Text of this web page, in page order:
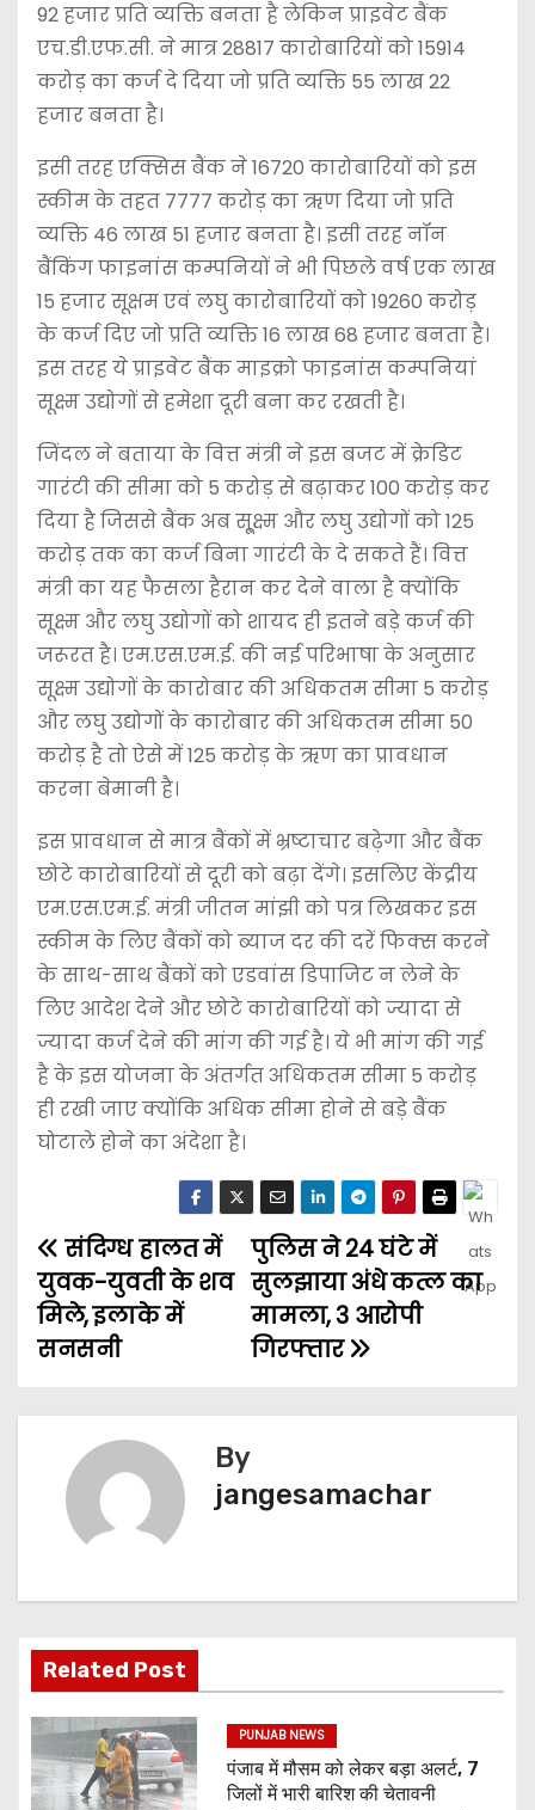
92 हजार प्रति व्यक्ति बनता है लेकिन प्राइवेट बैंक
एच.डी.एफ.सी. ने मात्र 28817 कारोबारियों को 15914
करोड़ का कर्ज दे दिया जो प्रति व्यक्ति 55 लाख 22
हजार बनता है।
इसी तरह एक्सिस बैंक ने 16720 कारोबारियों को इस
स्कीम के तहत 7777 करोड़ का ऋण दिया जो प्रति
व्यक्ति 46 लाख 51 हजार बनता है। इसी तरह नॉन
बैंकिंग फाइनांस कम्पनियों ने भी पिछले वर्ष एक लाख
15 हजार सूक्षम एवं लघु कारोबारियों को 19260 करोड़
के कर्ज दिए जो प्रति व्यक्ति 16 लाख 68 हजार बनता है।
इस तरह ये प्राइवेट बैंक माइक्रो फाइनांस कम्पनियां
सूक्ष्म उद्योगों से हमेशा दूरी बना कर रखती है।
जिंदल ने बताया के वित्त मंत्री ने इस बजट में क्रेडिट
गारंटी की सीमा को 5 करोड़ से बढ़ाकर 100 करोड़ कर
दिया है जिससे बैंक अब सू्क्ष्म और लघु उद्योगों को 125
करोड़ तक का कर्ज बिना गारंटी के दे सकते हैं। वित्त
मंत्री का यह फैसला हैरान कर देने वाला है क्योंकि
सूक्ष्म और लघु उद्योगों को शायद ही इतने बड़े कर्ज की
जरूरत है। एम.एस.एम.ई. की नई परिभाषा के अनुसार
सूक्ष्म उद्योगों के कारोबार की अधिकतम सीमा 5 करोड़
और लघु उद्योगों के कारोबार की अधिकतम सीमा 50
करोड़ है तो ऐसे में 125 करोड़ के ऋण का प्रावधान
करना बेमानी है।
इस प्रावधान से मात्र बैंकों में भ्रष्टाचार बढ़ेगा और बैंक
छोटे कारोबारियों से दूरी को बढ़ा देंगे। इसलिए केंद्रीय
एम.एस.एम.ई. मंत्री जीतन मांझी को पत्र लिखकर इस
स्कीम के लिए बैंकों को ब्याज दर की दरें फिक्स करने
के साथ-साथ बैंकों को एडवांस डिपाजिट न लेने के
लिए आदेश देने और छोटे कारोबारियों को ज्यादा से
ज्यादा कर्ज देने की मांग की गई है। ये भी मांग की गई
है के इस योजना के अंतर्गत अधिकतम सीमा 5 करोड़
ही रखी जाए क्योंकि अधिक सीमा होने से बड़े बैंक
घोटाले होने का अंदेशा है।
पुलिस ने 24 घंटे में
सुलझाया अंधे कत्ल का
मामला, 3 आरोपी
गिरफ्तार
संदिग्ध हालत में
युवक-युवती के शव
मिले, इलाके में
सनसनी
By
jangesamachar
Related Post
PUNJAB NEWS
पंजाब में मौसम को लेकर बड़ा अलर्ट, 7
जिलों में भारी बारिश की चेतावनी